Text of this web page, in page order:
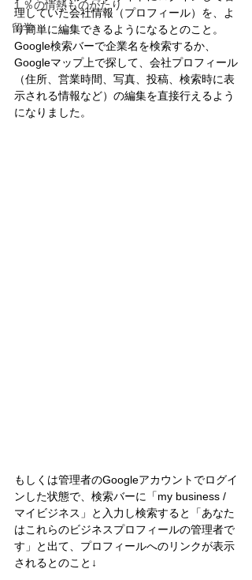
１％の情熱ものがたり
留学
理していた会社情報（プロフィール）を、よ
り簡単に編集できるようになるとのこと。
Google検索バーで企業名を検索するか、
Googleマップ上で探して、会社プロフィール
（住所、営業時間、写真、投稿、検索時に表
示される情報など）の編集を直接行えるよう
になりました。
もしくは管理者のGoogleアカウントでログイ
ンした状態で、検索バーに「my business /
マイビジネス」と入力し検索すると「あなた
はこれらのビジネスプロフィールの管理者で
す」と出て、プロフィールへのリンクが表示
されるとのこと↓